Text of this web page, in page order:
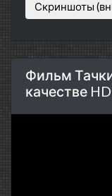
Скриншоты
Фильм
качестве HD